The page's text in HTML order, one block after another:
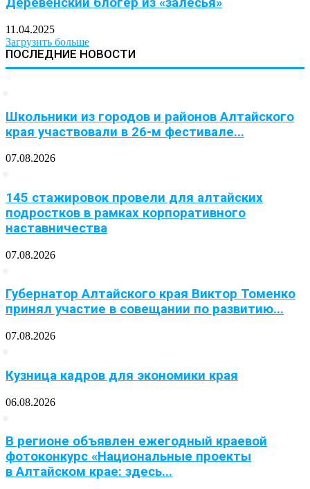
11.04.2025
Загрузить больше
ПОСЛЕДНИЕ НОВОСТИ
Школьники из городов и районов Алтайского
края участвовали в 26-м фестивале...
07.08.2026
145 стажировок провели для алтайских
подростков в рамках корпоративного
наставничества
07.08.2026
Губернатор Алтайского края Виктор Томенко
принял участие в совещании по развитию...
07.08.2026
Кузница кадров для экономики края
06.08.2026
В регионе объявлен ежегодный краевой
фотоконкурс «Национальные проекты
в Алтайском крае: здесь...